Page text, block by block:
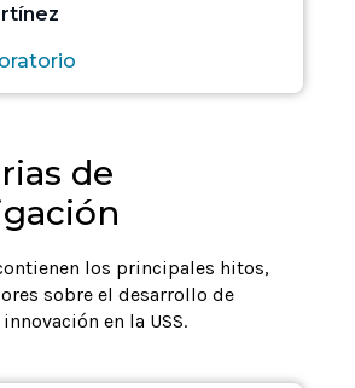
de
los principales hitos,
sobre el desarrollo de
en la USS.